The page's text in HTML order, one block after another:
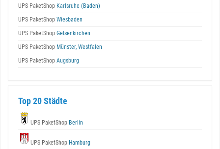
UPS PaketShop Karlsruhe (Baden)
UPS PaketShop Wiesbaden
UPS PaketShop Gelsenkirchen
UPS PaketShop Münster, Westfalen
UPS PaketShop Augsburg
Top 20 Städte
UPS PaketShop Berlin
UPS PaketShop Hamburg